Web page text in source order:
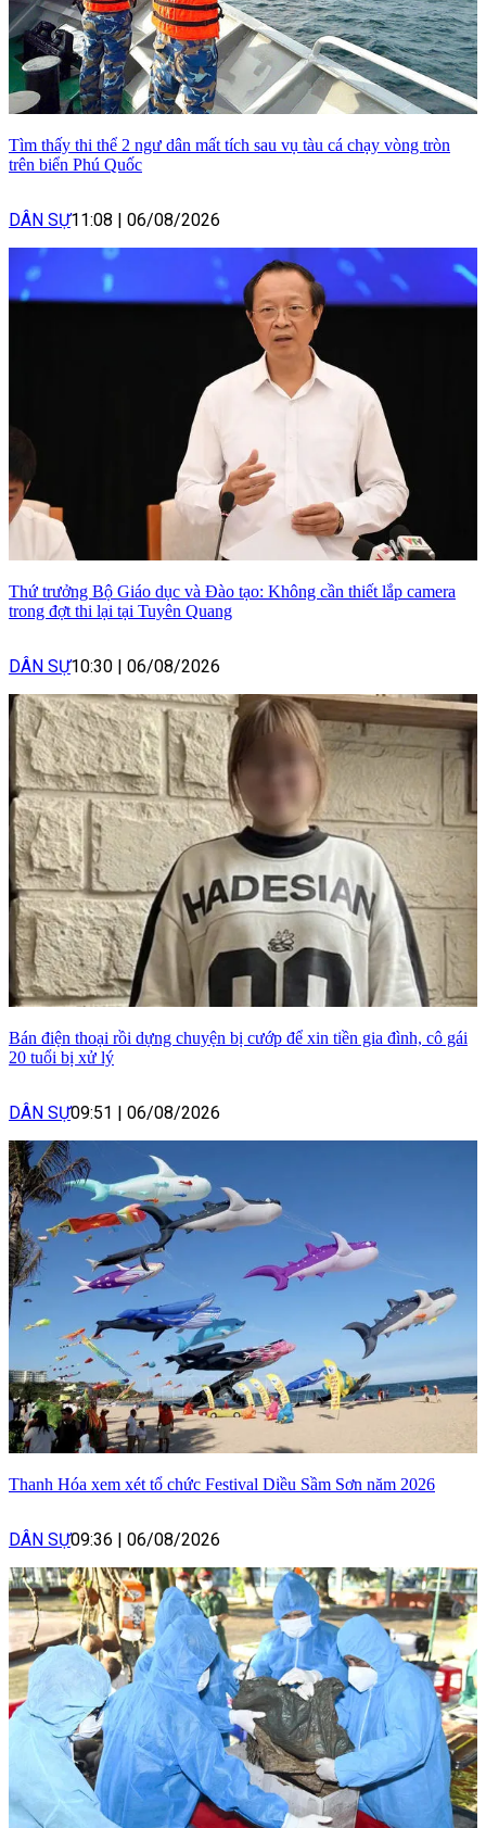
Tìm thấy thi thể 2 ngư dân mất tích sau vụ tàu cá chạy vòng tròn
trên biển Phú Quốc
DÂN SỰ11:08 06/08/2026
Thứ trưởng Bộ Giáo dục và Đào tạo: Không cần thiết lắp camera
trong đợt thi lại tại Tuyên Quang
DÂN SỰ10:30 06/08/2026
Bán điện thoại rồi dựng chuyện bị cướp để xin tiền gia đình, cô gái
20 tuổi bị xử lý
DÂN SỰ09:51 06/08/2026
Thanh Hóa xem xét tổ chức Festival Diều Sầm Sơn năm 2026
DÂN SỰ09:36 06/08/2026